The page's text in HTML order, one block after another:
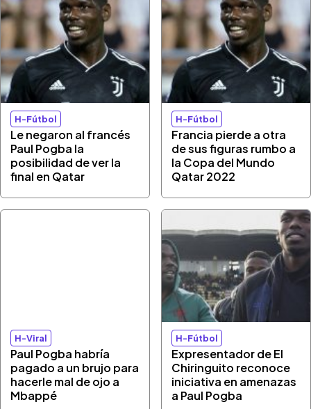
H-Fútbol
Le negaron al francés
Paul Pogba la
posibilidad de ver la
final en Qatar
H-Fútbol
Francia pierde a otra
de sus figuras rumbo a
la Copa del Mundo
Qatar 2022
H-Viral
Paul Pogba habría
pagado a un brujo para
hacerle mal de ojo a
Mbappé
H-Fútbol
Expresentador de El
Chiringuito reconoce
iniciativa en amenazas
a Paul Pogba